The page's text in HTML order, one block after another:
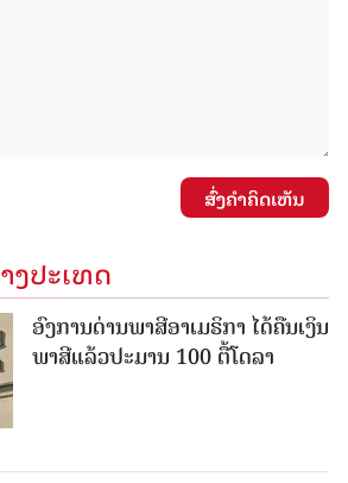
ສົ່ງຄໍາຄິດເຫັນ
ງປະເທດ
ອົງການດ່ານພາສີອາເມຣິກາ ໄດ້ຄືນເງິນ
ພາສີແລ້ວປະມານ 100 ຕື້ໂດລາ